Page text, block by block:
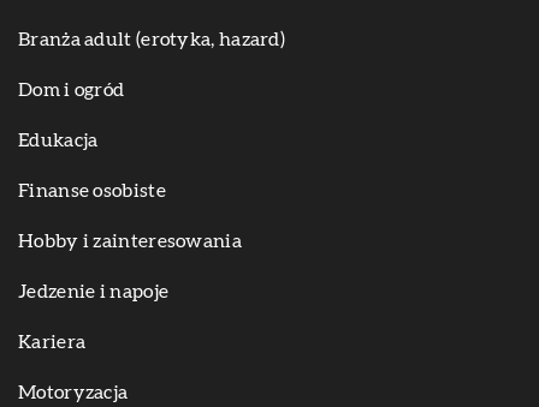
Branża adult (erotyka, hazard)
Dom i ogród
Edukacja
Finanse osobiste
Hobby i zainteresowania
Jedzenie i napoje
Kariera
Motoryzacja